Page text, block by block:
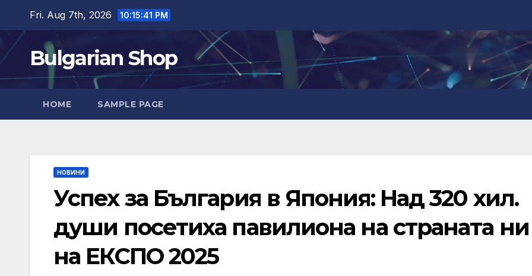
content
Fri. Aug 7th, 2026 10:15:42 PM
Bulgarian Shop
HOME SAMPLE PAGE
НОВИНИ
Успех за България в Япония: Над 320 хил.
души посетиха павилиона на страната ни
на ЕКСПО 2025